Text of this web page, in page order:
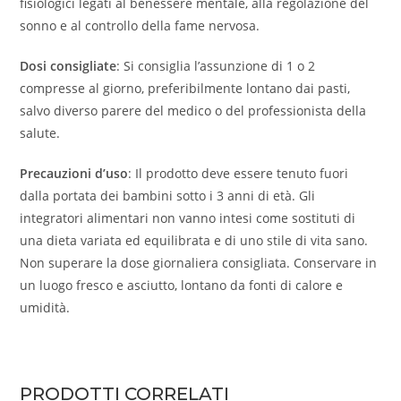
sonno e al controllo della fame nervosa.
Dosi consigliate: Si consiglia l’assunzione di 1 o 2
compresse al giorno, preferibilmente lontano dai pasti,
salvo diverso parere del medico o del professionista della
salute.
Precauzioni d’uso: Il prodotto deve essere tenuto fuori
dalla portata dei bambini sotto i 3 anni di età. Gli
integratori alimentari non vanno intesi come sostituti di
una dieta variata ed equilibrata e di uno stile di vita sano.
Non superare la dose giornaliera consigliata. Conservare in
un luogo fresco e asciutto, lontano da fonti di calore e
umidità.
PRODOTTI CORRELATI